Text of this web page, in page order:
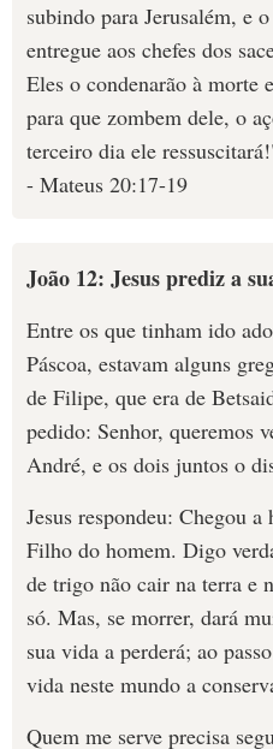
subindo para Jerusalém, e
entregue aos chefes dos
Eles o condenarão à morte
para que zombem dele, o
terceiro dia ele
- Mateus 20:17-19
João 12: Jesus prediz a
Entre os que tinham ido
Páscoa, estavam alguns
de Filipe, que era de
pedido: Senhor, queremos
André, e os dois juntos o
Jesus respondeu: Chegou
Filho do homem. Digo
de trigo não cair na terra e
só. Mas, se morrer, dará
sua vida a perderá; ao
vida neste mundo a
Quem me serve precisa